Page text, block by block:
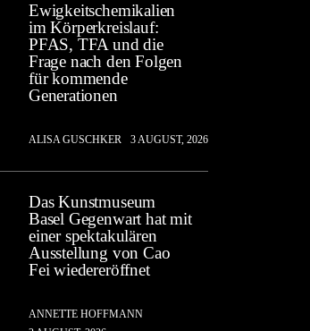
Ewigkeitschemikalien
im Körperkreislauf:
PFAS, TFA und die
Frage nach den Folgen
für kommende
Generationen
ALISA GUSCHKER 3 AUGUST, 2026
Das Kunstmuseum
Basel Gegenwart hat mit
einer spektakulären
Ausstellung von Cao
Fei wiedereröffnet
ANNETTE HOFFMANN